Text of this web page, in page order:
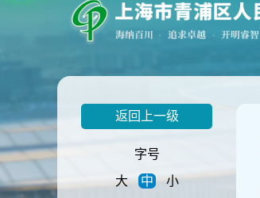
到
主
要
内
返回上一级
字号
大
中 小